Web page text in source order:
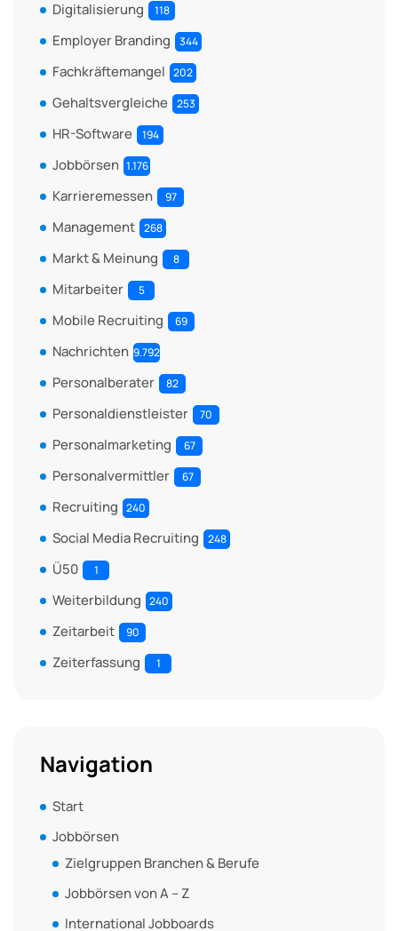
Digitalisierung 118
Employer Branding 344
Fachkräftemangel 202
Gehaltsvergleiche 253
HR-Software 194
Jobbörsen 1.176
Karrieremessen 97
Management 268
Markt & Meinung 8
Mitarbeiter 5
Mobile Recruiting 69
Nachrichten 9.792
Personalberater 82
Personaldienstleister 70
Personalmarketing 67
Personalvermittler 67
Recruiting 240
Social Media Recruiting 248
Ü50 1
Weiterbildung 240
Zeitarbeit 90
Zeiterfassung 1
Navigation
Start
Jobbörsen
Zielgruppen Branchen & Berufe
Jobbörsen von A – Z
International Jobboards